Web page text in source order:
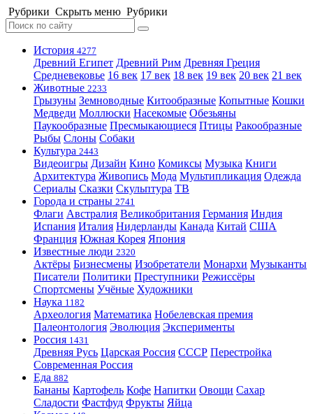
Рубрики Скрыть меню Рубрики
История 4277
Древний Египет Древний Рим Древняя Греция
Средневековье 16 век 17 век 18 век 19 век 20 век 21 век
Животные 2233
Грызуны Земноводные Китообразные Копытные Кошки
Медведи Моллюски Насекомые Обезьяны
Паукообразные Пресмыкающиеся Птицы Ракообразные
Рыбы Слоны Собаки
Культура 2443
Видеоигры Дизайн Кино Комиксы Музыка Книги
Архитектура Живопись Мода Мультипликация Одежда
Сериалы Сказки Скульптура ТВ
Города и страны 2741
Флаги Австралия Великобритания Германия Индия
Испания Италия Нидерланды Канада Китай США
Франция Южная Корея Япония
Известные люди 2320
Актёры Бизнесмены Изобретатели Монархи Музыканты
Писатели Политики Преступники Режиссёры
Спортсмены Учёные Художники
Наука 1182
Археология Математика Нобелевская премия
Палеонтология Эволюция Эксперименты
Россия 1431
Древняя Русь Царская Россия СССР Перестройка
Современная Россия
Еда 882
Бананы Картофель Кофе Напитки Овощи Сахар
Сладости Фастфуд Фрукты Яйца